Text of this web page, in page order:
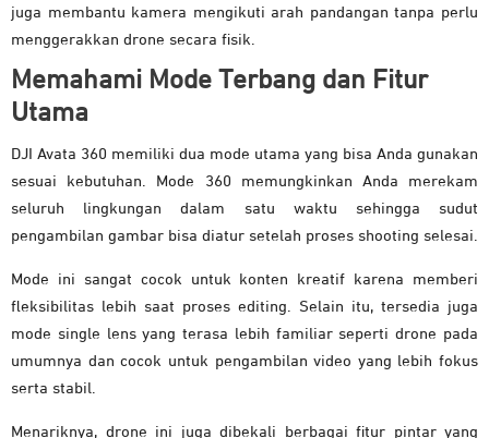
juga membantu kamera mengikuti arah pandangan tanpa perlu
menggerakkan drone secara fisik.
Memahami Mode Terbang dan Fitur
Utama
DJI Avata 360 memiliki dua mode utama yang bisa Anda gunakan
sesuai kebutuhan. Mode 360 memungkinkan Anda merekam
seluruh lingkungan dalam satu waktu sehingga sudut
pengambilan gambar bisa diatur setelah proses shooting selesai.
Mode ini sangat cocok untuk konten kreatif karena memberi
fleksibilitas lebih saat proses editing. Selain itu, tersedia juga
mode single lens yang terasa lebih familiar seperti drone pada
umumnya dan cocok untuk pengambilan video yang lebih fokus
serta stabil.
Menariknya, drone ini juga dibekali berbagai fitur pintar yang